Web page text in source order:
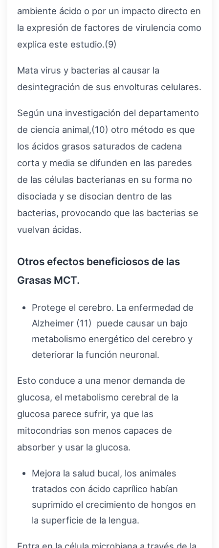
ambiente ácido o por un impacto directo en
la expresión de factores de virulencia como
explica este estudio.(9)
Mata virus y bacterias al causar la
desintegración de sus envolturas celulares.
Según una investigación del departamento
de ciencia animal,(10) otro método es que
los ácidos grasos saturados de cadena
corta y media se difunden en las paredes
de las células bacterianas en su forma no
disociada y se disocian dentro de las
bacterias, provocando que las bacterias se
vuelvan ácidas.
Otros efectos beneficiosos de las
Grasas MCT.
Protege el cerebro. La enfermedad de
Alzheimer (11) puede causar un bajo
metabolismo energético del cerebro y
deteriorar la función neuronal.
Esto conduce a una menor demanda de
glucosa, el metabolismo cerebral de la
glucosa parece sufrir, ya que las
mitocondrias son menos capaces de
absorber y usar la glucosa.
Mejora la salud bucal, los animales
tratados con ácido caprílico habían
suprimido el crecimiento de hongos en
la superficie de la lengua.